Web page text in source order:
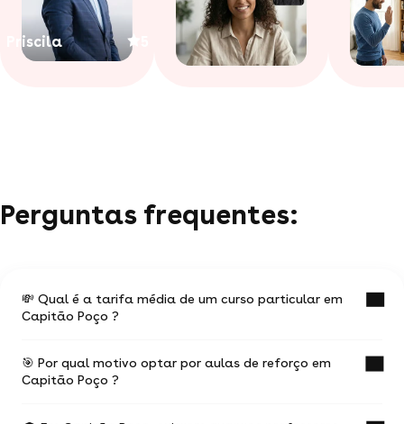
Priscila
Perguntas frequentes:
💸 Qual é a tarifa média de um curso particular em
Capitão Poço ?
O valor médio de uma aula particular
em Capitão Poço é de R$ 44.
🎯 Por qual motivo optar por aulas de reforço em
Capitão Poço ?